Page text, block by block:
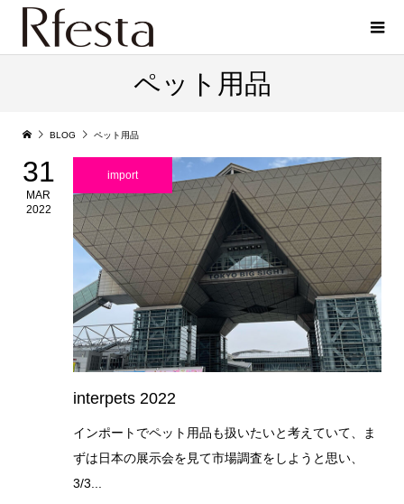
ペット用品
BLOG ペット用品
31
MAR
2022
import
interpets 2022
インポートでペット用品も扱いたいと考えていて、ま
ずは日本の展示会を見て市場調査をしようと思い、
3/3...